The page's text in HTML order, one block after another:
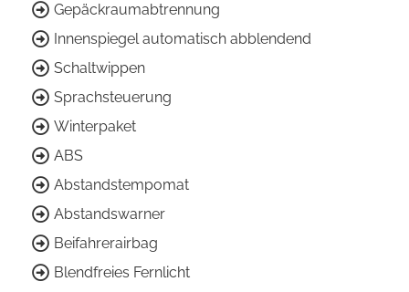
Gepäckraumabtrennung
Innenspiegel automatisch abblendend
Schaltwippen
Sprachsteuerung
Winterpaket
ABS
Abstandstempomat
Abstandswarner
Beifahrerairbag
Blendfreies Fernlicht